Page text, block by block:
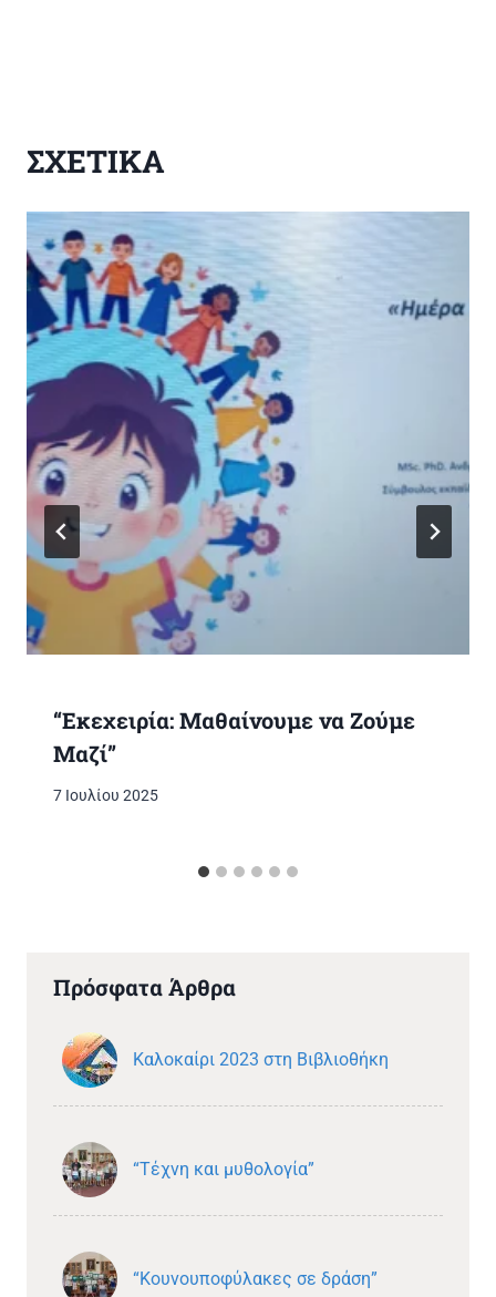
ΣΧΕΤΙΚΑ
“Εκεχειρία: Μαθαίνουμε να Ζούμε
Μαζί”
7 Ιουλίου 2025
Πρόσφατα Άρθρα
Καλοκαίρι 2023 στη Βιβλιοθήκη
“Τέχνη και μυθολογία”
“Κουνουποφύλακες σε δράση”